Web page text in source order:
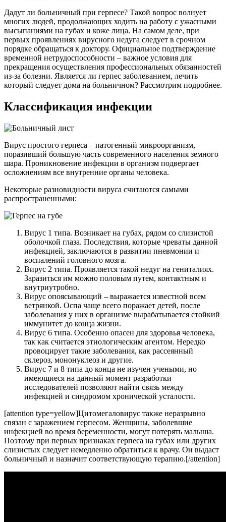
Дадут ли больничный при герпесе? Такой вопрос волнует
многих людей, продолжающих ходить на работу с ужасными
высыпаниями на губах и коже лица. На самом деле, при
первых проявлениях вирусного недуга следует в срочном
порядке обращаться к доктору. Официальное подтверждение
временной нетрудоспособности – важное условия для
прекращения осуществления профессиональных обязанностей
из-за болезни. Является ли герпес заболеванием, лечить
который следует дома на больничном? Рассмотрим подробнее.
Классификация инфекции
Вирус простого герпеса – патогенный микроорганизм,
поразивший большую часть современного населения земного
шара. Проникновение инфекции в организм подвергает
осложнениям все внутренние органы человека.
Некоторые разновидности вируса считаются самыми
распространенными:
Вирус 1 типа. Возникает на губах, рядом со слизистой
оболочкой глаза. Последствия, которые чреваты данной
инфекцией, заключаются в развитии пневмонии и
воспалений головного мозга.
Вирус 2 типа. Проявляется такой недуг на гениталиях.
Заразиться им можно половым путем, контактным и
внутриутробно.
Вирус опоясывающий – выражается известной всем
ветрянкой. Оспа чаще всего поражает детей, после
заболевания у них в организме вырабатывается стойкий
иммунитет до конца жизни.
Вирус 6 типа. Особенно опасен для здоровья человека,
так как считается этиологическим агентом. Нередко
провоцирует такие заболевания, как рассеянный
склероз, мононуклеоз и другие.
Вирус 7 и 8 типа до конца не изучен учеными, но
имеющиеся на данный момент разработки
исследователей позволяют найти связь между
инфекцией и синдромом хронической усталости.
[attention type=yellow]Цитомегаловирус также неразрывно
связан с заражением герпесом. Женщины, заболевшие
инфекцией во время беременности, могут потерять малыша.
Поэтому при первых признаках герпеса на губах или других
слизистых следует немедленно обратиться к врачу. Он выдаст
больничный и назначит соответствующую терапию.[/attention]